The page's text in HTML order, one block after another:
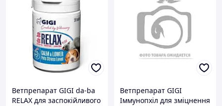
Ветпрепарат GIGI da-ba
RELAX для заспокійливого
Ветпрепарат GIGI
Іммунопхіл для зміцнення